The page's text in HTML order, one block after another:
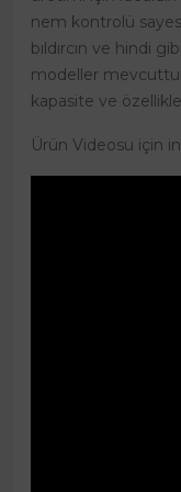
nem kontrolü
bıldırcın ve hindi
modeller
kapasite ve
Ürün Videosu için